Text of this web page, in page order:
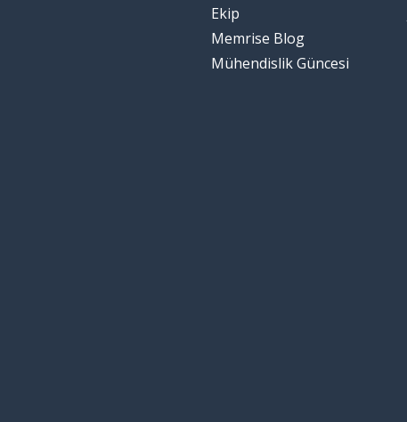
Ekip
Memrise Blog
Mühendislik Güncesi